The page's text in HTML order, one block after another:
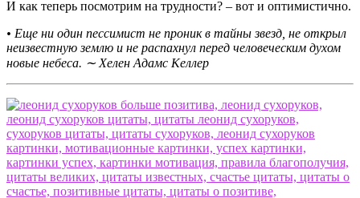
И как теперь посмотрим на трудности? – вот и оптимистично.
• Еще ни один пессимист не проник в тайны звезд, не открыл
неизвестную землю и не распахнул перед человеческим духом
новые небеса. ∼ Хелен Адамс Келлер